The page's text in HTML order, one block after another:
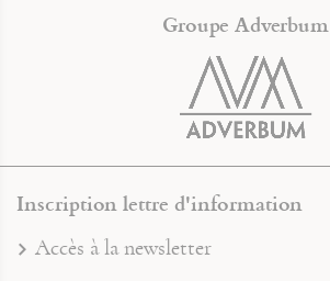
Groupe Adverbum
Inscription lettre d'information
Accès à la newsletter